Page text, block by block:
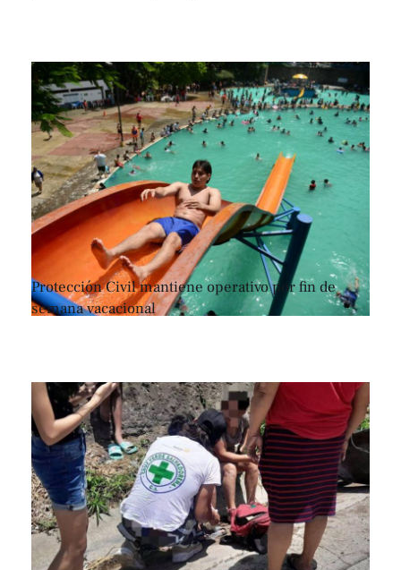
Protección Civil mantiene operativo por fin de
semana vacacional